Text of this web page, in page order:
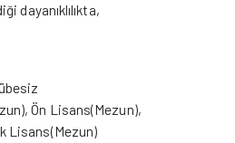
dayanıklılıkta,
Ön Lisans(Mezun),
Lisans(Mezun)